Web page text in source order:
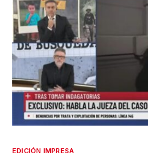
EDICIÓN IMPRESA